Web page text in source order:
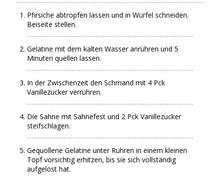
Pfirsiche abtropfen lassen und in Würfel schneiden.
Beiseite stellen.
Gelatine mit dem kalten Wasser anrühren und 5
Minuten quellen lassen.
In der Zwischenzeit den Schmand mit 4 Pck
Vanillezucker verrühren.
Die Sahne mit Sahnefest und 2 Pck Vanillezucker
steifschlagen.
Gequollene Gelatine unter Rühren in einem kleinen
Topf vorsichtig erhitzen, bis sie sich vollständig
aufgelöst hat.